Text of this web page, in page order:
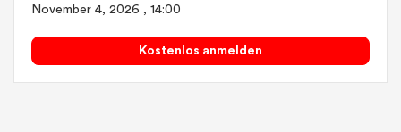
November 4, 2026 , 14:00
Kostenlos anmelden